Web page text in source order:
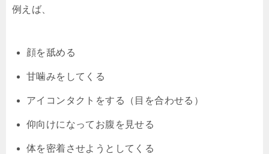
例えば、
顔を舐める
甘噛みをしてくる
アイコンタクトをする（目を合わせる）
仰向けになってお腹を見せる
体を密着させようとしてくる